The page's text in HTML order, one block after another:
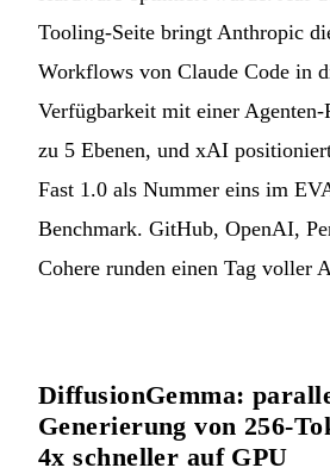
Tooling-Seite bringt Anthropic
Workflows von Claude Code in
Verfügbarkeit mit einer
zu 5 Ebenen, und xAI
Fast 1.0 als Nummer eins im
Benchmark. GitHub, OpenAI,
Cohere runden einen Tag voller
DiffusionGemma:
Generierung von 256-
4x schneller auf GPU